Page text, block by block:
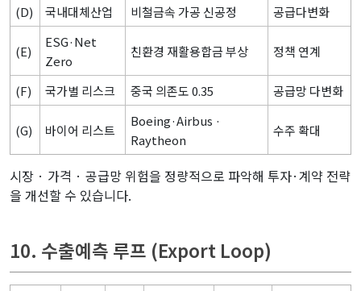
(D)
국내대체산업 비철금속 가공 신공정 공급다변화
(E)
ESG·Net
Zero
친환경 재활용합금 부상 정책 연계
(F) 국가별 리스크 중국 의존도 0.35 공급망 다변화
(G) 바이어 리스트
Boeing·Airbus ·
Raytheon
수주 확대
시장 · 가격 · 공급망 위험을 정량적으로 파악해 투자·계약 전략
을 개선할 수 있습니다.
10. 수출예측 루프 (Export Loop)